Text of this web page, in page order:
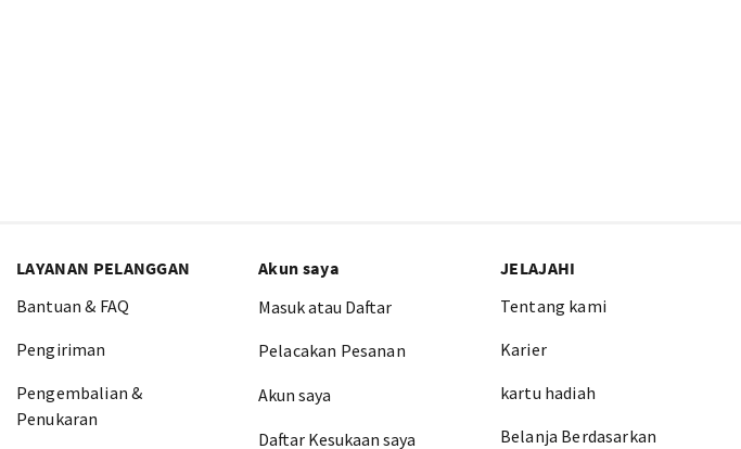
LAYANAN PELANGGAN
Bantuan & FAQ
Pengiriman
Pengembalian &
Penukaran
Akun saya
Masuk atau Daftar
Pelacakan Pesanan
Akun saya
Daftar Kesukaan saya
JELAJAHI
Tentang kami
Karier
kartu hadiah
Belanja Berdasarkan